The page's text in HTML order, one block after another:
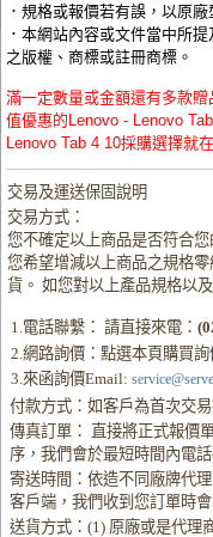
．規格或報價若有誤，以原
．本網站內容或文件當中所
之版權、商標或註冊商標。
滿一定數量或金額還有多款
值優惠的Lenovo - Lenovo
Lenovo Tab 4 10採購選擇就
交易及運送保固說明
交易方式：
您不確定以上商品是否符合
您希望增減以上商品之規格
貨。 如您對以上產品規格以
1.電話聯繫： 請直接來電：
2.網路詢價：點選本頁購買
3.來函詢價Email:
付款方式：如客戶為首次交
傳真訂單： 直接將正式報價
序，我們會於最短時間內電話
寄送時間：依造不同廠牌代
客戶端，我們收到您訂單時
送貨方式：(1) 原廠或是代理